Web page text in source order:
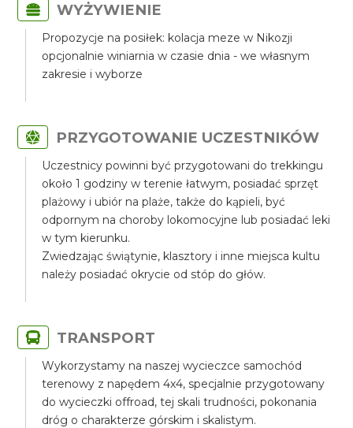
WYŻYWIENIE
Propozycje na posiłek: kolacja meze w Nikozji
opcjonalnie winiarnia w czasie dnia - we własnym
zakresie i wyborze
PRZYGOTOWANIE UCZESTNIKÓW
Uczestnicy powinni być przygotowani do trekkingu
około 1 godziny w terenie łatwym, posiadać sprzęt
plażowy i ubiór na plaże, także do kąpieli, być
odpornym na choroby lokomocyjne lub posiadać leki
w tym kierunku.
Zwiedzając świątynie, klasztory i inne miejsca kultu
należy posiadać okrycie od stóp do głów.
TRANSPORT
Wykorzystamy na naszej wycieczce samochód
terenowy z napędem 4x4, specjalnie przygotowany
do wycieczki offroad, tej skali trudności, pokonania
dróg o charakterze górskim i skalistym.